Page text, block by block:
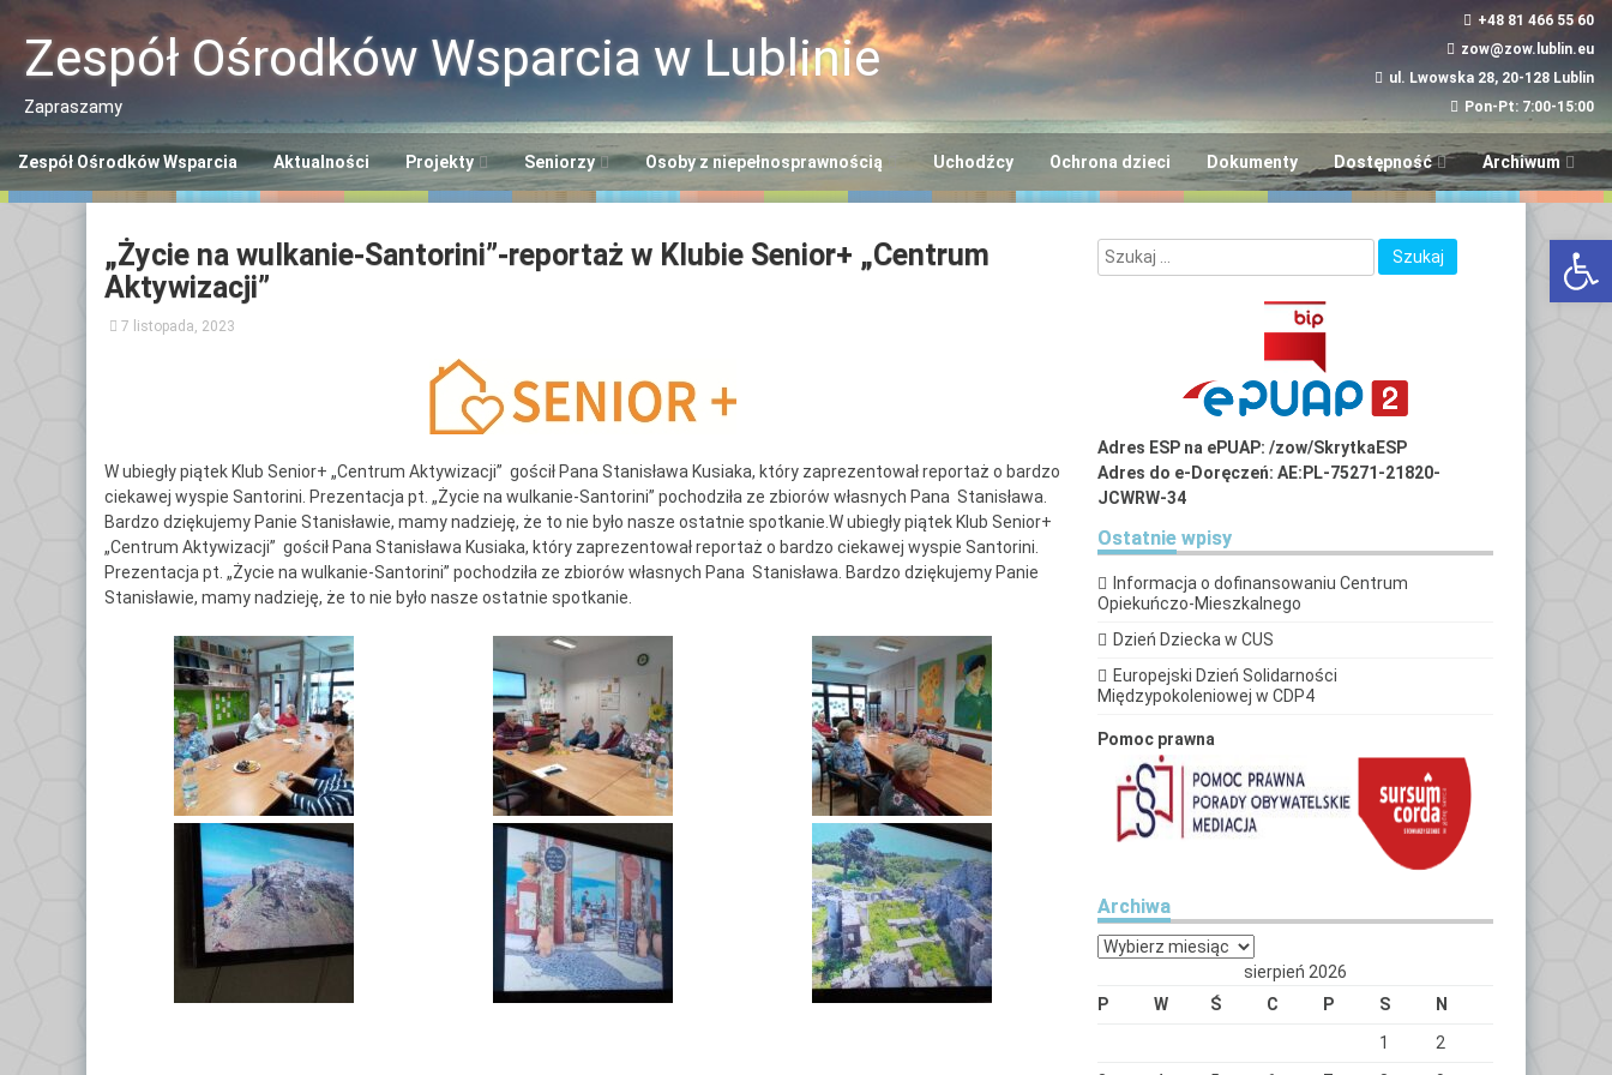
treściZespół Ośrodków Wsparcia w Lublinie
Zapraszamy
+48 81 466 55 60
zow@zow.lublin.eu
ul. Lwowska 28, 20-128 Lublin
Pon-Pt: 7:00-15:00
Zespół Ośrodków Wsparcia Aktualności Projekty
Seniorzy ASY”
Opaska SOS dla Seniora
Polityka Senioralna EFS
Seniorzy
Socjalnych
Centrum Dziennego
Pobytu nr 2
Centrum Dziennego
Pobytu nr 3
Centrum Dziennego
Pobytu nr 4
Dom Senior+
Kluby Seniora
Klub Senior+
Klub Seniora Wieniawa i
Głusk
Klub Seniora Nad
Bystrzycą
Osoby z niepełnosprawnością
Mieszkalne
Ośrodek Wsparcia dla
Osób z
“Benjamin”
Uchodźcy Ochrona dzieci Dokumenty Dostępność
dostępności
Archiwum
LUBinclusiON
„Życie na wulkanie-Santorini”-reportaż w Klubie Senior+ „Centrum
Aktywizacji”
7 listopada, 2023
W ubiegły piątek Klub Senior+ „Centrum Aktywizacji” gościł Pana Stanisława Kusiaka, który zaprezentował reportaż o bardzo
ciekawej wyspie Santorini. Prezentacja pt. „Życie na wulkanie-Santorini” pochodziła ze zbiorów własnych Pana Stanisława.
Bardzo dziękujemy Panie Stanisławie, mamy nadzieję, że to nie było nasze ostatnie spotkanie.W ubiegły piątek Klub Senior+
„Centrum Aktywizacji” gościł Pana Stanisława Kusiaka, który zaprezentował reportaż o bardzo ciekawej wyspie Santorini.
Prezentacja pt. „Życie na wulkanie-Santorini” pochodziła ze zbiorów własnych Pana Stanisława. Bardzo dziękujemy Panie
Stanisławie, mamy nadzieję, że to nie było nasze ostatnie spotkanie.
Adres ESP na ePUAP: /zow/SkrytkaESP
Adres do e-Doręczeń: AE:PL-75271-21820-
JCWRW-34
Ostatnie wpisy
Informacja o dofinansowaniu Centrum
Opiekuńczo-Mieszkalnego
Dzień Dziecka w CUS
Europejski Dzień Solidarności
Międzypokoleniowej w CDP4
Pomoc prawna
Archiwa
Archiwa
sierpień 2026
P
W Ś C P S
N
1
2